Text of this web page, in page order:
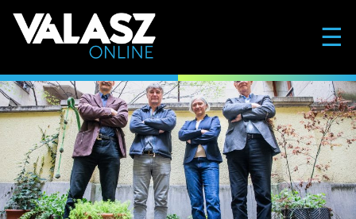
☰